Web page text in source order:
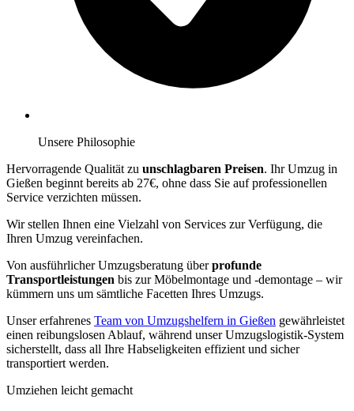
Unsere Philosophie
Hervorragende Qualität zu unschlagbaren Preisen. Ihr Umzug in
Gießen beginnt bereits ab 27€, ohne dass Sie auf professionellen
Service verzichten müssen.
Wir stellen Ihnen eine Vielzahl von Services zur Verfügung, die
Ihren Umzug vereinfachen.
Von ausführlicher Umzugsberatung überprofunde
Transportleistungen bis zur Möbelmontage und -demontage – wir
kümmern uns um sämtliche Facetten Ihres Umzugs.
Unser erfahrenes Team von Umzugshelfern in Gießen gewährleistet
einen reibungslosen Ablauf, während unser Umzugslogistik-System
sicherstellt, dass all Ihre Habseligkeiten effizient und sicher
transportiert werden.
Umziehen leicht gemacht